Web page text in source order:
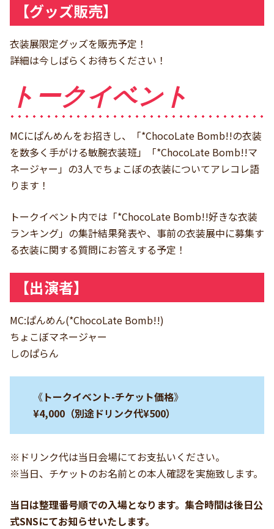
【グッズ販売】
衣装展限定グッズを販売予定！
詳細は今しばらくお待ちください！
トークイベント
MCにぱんめんをお招きし、「*ChocoLate Bomb!!の衣装
を数多く手がける敏腕衣装班」「*ChocoLate Bomb!!マ
ネージャー」の3人でちょこぼの衣装についてアレコレ語
ります！
トークイベント内では「*ChocoLate Bomb!!好きな衣装
ランキング」の集計結果発表や、事前の衣装展中に募集す
る衣装に関する質問にお答えする予定！
【出演者】
MC:ぱんめん(*ChocoLate Bomb!!)
ちょこぼマネージャー
しのぱらん
《トークイベント-チケット価格》
¥4,000（別途ドリンク代¥500）
※ドリンク代は当日会場にてお支払いください。
※当日、チケットのお名前との本人確認を実施致します。
当日は整理番号順での入場となります。集合時間は後日公
式SNSにてお知らせいたします。